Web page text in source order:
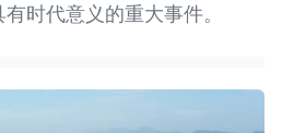
时代意义的重大事件。